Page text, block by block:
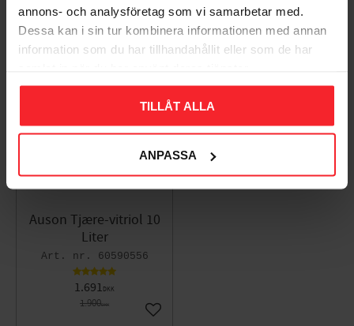
annons- och analysföretag som vi samarbetar med.
Dessa kan i sin tur kombinera informationen med annan
information som du har tillhandahållit eller som de har
TILLÅT ALLA
ANPASSA
Populära produkter
Auson Tjære-vitriol 10
Liter
60590556
1.691DKK
1.900DKK
Gem som favorit